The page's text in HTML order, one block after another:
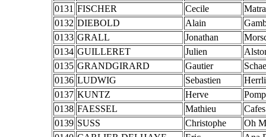
0131 FISCHER Cecile
0132 DIEBOLD Alain
0133 GRALL Jonathan
0134 GUILLERET Julien
0135 GRANDGIRARD Gautier
0136 LUDWIG Sebastien
0137 KUNTZ Herve
0138 FAESSEL Mathieu
0139 SUSS Christophe
Oh